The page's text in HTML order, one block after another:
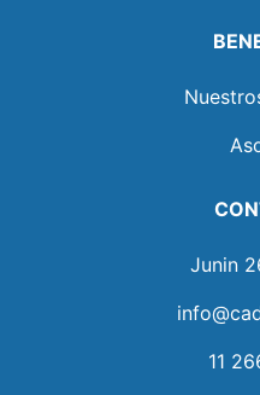
Junin
11